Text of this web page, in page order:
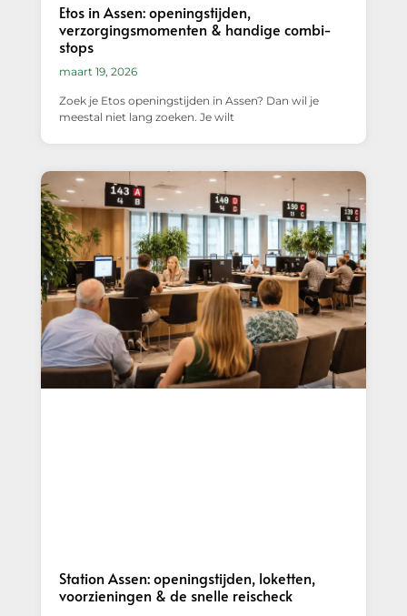
Etos in Assen: openingstijden,
verzorgingsmomenten & handige combi-
stops
maart 19, 2026
Zoek je Etos openingstijden in Assen? Dan wil je
meestal niet lang zoeken. Je wilt
Station Assen: openingstijden, loketten,
voorzieningen & de snelle reischeck